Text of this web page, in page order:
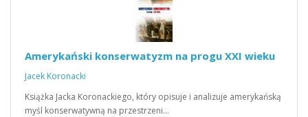
Amerykański konserwatyzm na progu XXI wieku
Jacek Koronacki
Książka Jacka Koronackiego, który opisuje i analizuje amerykańską
myśl konserwatywną na przestrzeni…